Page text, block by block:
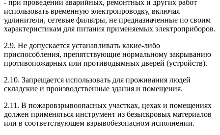
- при проведении аварийных, ремонтных и других работ
использовать временную электропроводку, включая
удлинители, сетевые фильтры, не предназначенные по своим
характеристикам для питания применяемых электроприборов.
2.9. Не допускается устанавливать какие-либо
приспособления, препятствующие нормальному закрыванию
противопожарных или противодымных дверей (устройств).
2.10. Запрещается использовать для проживания людей
складские и производственные здания и помещения.
2.11. В пожаровзрывоопасных участках, цехах и помещениях
должен применяться инструмент из безыскровых материалов
или в соответствующем взрывобезопасном исполнении.